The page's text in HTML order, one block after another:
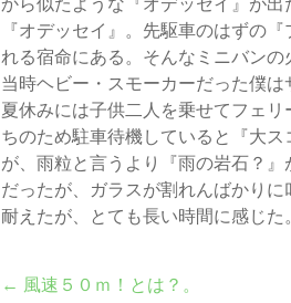
『オデッセイ』。先駆車のはずの
れる宿命にある。そんなミニバンの
当時ヘビー・スモーカーだった僕
夏休みには子供二人を乗せてフェ
ちのため駐車待機していると『大
が、雨粒と言うより『雨の岩石？
だったが、ガラスが割れんばかり
耐えたが、とても長い時間に感じた
← 風速５０ｍ！とは？。